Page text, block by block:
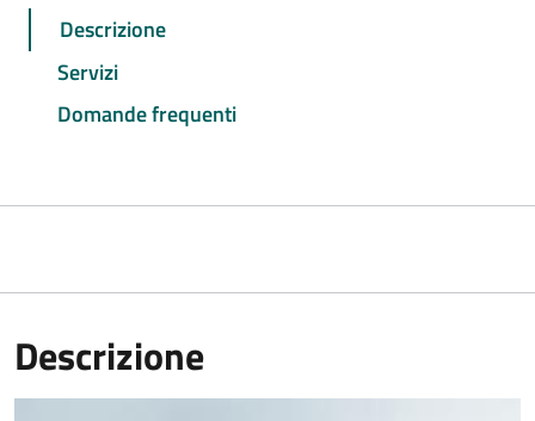
Descrizione
Servizi
Domande frequenti
Descrizione